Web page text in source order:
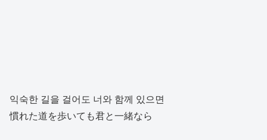
익숙한 길을 걸어도 너와 함께 있으면
慣れた道を歩いても君と一緒なら